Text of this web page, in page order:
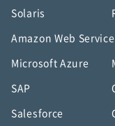
Solaris
Amazon Web
Microsoft Azure
SAP
Salesforce